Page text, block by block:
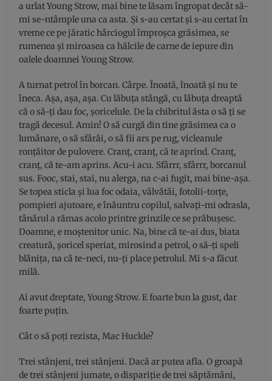
a urlat Young Strow, mai bine te lăsam îngropat decât să-
mi se-ntâmple una ca asta. Şi s-au certat şi s-au certat în
vreme ce pe jăratic hârciogul împroşca grăsimea, se
rumenea şi miroasea ca hălcile de carne de iepure din
oalele doamnei Young Strow.
A turnat petrol în borcan. Cârpe. Înoată, înoată şi nu te
îneca. Aşa, aşa, aşa. Cu lăbuţa stângă, cu lăbuţa dreaptă
că o să-ţi dau foc, şoricelule. De la chibritul ăsta o să ţi se
tragă decesul. Amin! O să curgă din tine grăsimea ca o
lumânare, o să sfârâi, o să fii ars pe rug, vicleanule
ronţăitor de pulovere. Cranţ, cranţ, că te aprind. Cranţ,
cranţ, că te-am aprins. Acu-i acu. Sfârrr, sfârrr, borcanul
sus. Fooc, stai, stai, nu alerga, na c-ai fugit, mai bine-aşa.
Se topea sticla şi lua foc odaia, vâlvătăi, fotolii-torţe,
pompieri ajutoare, e înăuntru copilul, salvaţi-mi odrasla,
tânărul a rămas acolo printre grinzile ce se prăbuşesc.
Doamne, e moştenitor unic. Na, bine că te-ai dus, biata
creatură, şoricel speriat, mirosind a petrol, o să-ţi speli
blăniţa, na că te-neci, nu-ţi place petrolul. Mi s-a făcut
milă.
Ai avut dreptate, Young Strow. E foarte bun la gust, dar
foarte puţin.
Cât o să poţi rezista, Mac Huckle?
Trei stânjeni, trei stânjeni. Dacă ar putea afla. O groapă
de trei stânjeni jumate, o dispariţie de trei săptămâni,